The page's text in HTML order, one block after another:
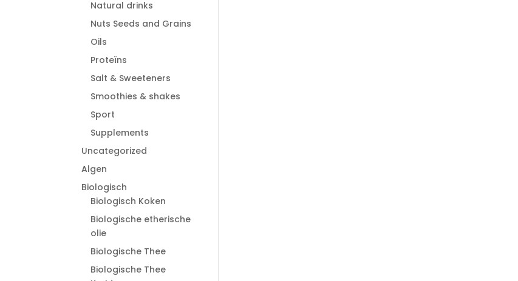
Natural drinks
Nuts Seeds and Grains
Oils
Proteïns
Salt & Sweeteners
Smoothies & shakes
Sport
Supplements
Uncategorized
Algen
Biologisch
Biologisch Koken
Biologische etherische
olie
Biologische Thee
Biologische Thee